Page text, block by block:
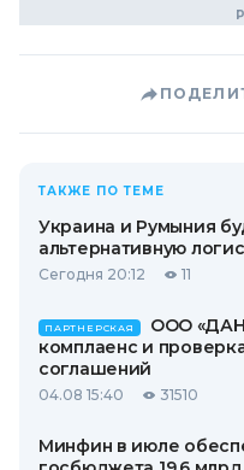
ТАКЖЕ ПО ТЕМЕ
Украина и Румыния
альтернативную
Сегодня 20:12 11
ПАРТНЕРСКАЯ
ООО
комплаенс и
соглашений
04.08 15:40 31510
Минфин в июле